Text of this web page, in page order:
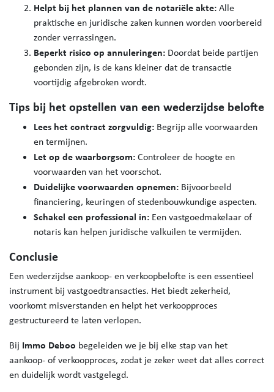
Helpt bij het plannen van de notariële akte:Alle
praktische en juridische zaken kunnen worden voorbereid
zonder verrassingen.
Beperkt risico op annuleringen: Doordat beide partijen
gebonden zijn, is de kans kleiner dat de transactie
voortijdig afgebroken wordt.
Tips bij het opstellen van een wederzijdse belofte
Lees het contract zorgvuldig: Begrijp alle voorwaarden
en termijnen.
Let op de waarborgsom:Controleer de hoogte en
voorwaarden van het voorschot.
Duidelijke voorwaarden opnemen: Bijvoorbeeld
financiering, keuringen of stedenbouwkundige aspecten.
Schakel een professional in: Een vastgoedmakelaar of
notaris kan helpen juridische valkuilen te vermijden.
Conclusie
Een wederzijdse aankoop- en verkoopbelofte is een essentieel
instrument bij vastgoedtransacties. Het biedt zekerheid,
voorkomt misverstanden en helpt het verkoopproces
gestructureerd te laten verlopen.
Bij Immo Deboo begeleiden we je bij elke stap van het
aankoop- of verkoopproces, zodat je zeker weet dat alles correct
en duidelijk wordt vastgelegd.